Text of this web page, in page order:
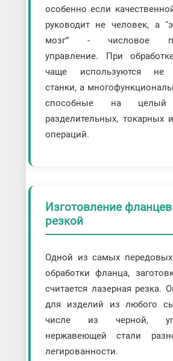
особенно если
руководит не человек, а
мозг” - числовое
управление. При
чаще используются не
станки, а
способные на целый
разделительных, токарных
операций.
Изготовление
резкой
Одной из самых передовых
обработки фланца,
считается лазерная резка.
для изделий из любого
числе из черной,
нержавеющей стали
легированности.